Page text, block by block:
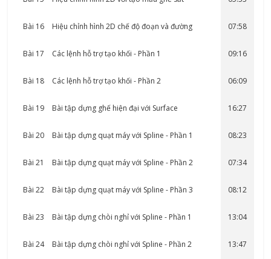
Bài 16 Hiệu chỉnh hình 2D chế độ đoạn và đường 07:58
Bài 17 Các lệnh hỗ trợ tạo khối - Phần 1 09:16
Bài 18 Các lệnh hỗ trợ tạo khối - Phần 2 06:09
Bài 19 Bài tập dựng ghế hiện đại với Surface 16:27
Bài 20 Bài tập dựng quạt máy với Spline - Phần 1 08:23
Bài 21 Bài tập dựng quạt máy với Spline - Phần 2 07:34
Bài 22 Bài tập dựng quạt máy với Spline - Phần 3 08:12
Bài 23 Bài tập dựng chòi nghỉ với Spline - Phần 1 13:04
Bài 24 Bài tập dựng chòi nghỉ với Spline - Phần 2 13:47